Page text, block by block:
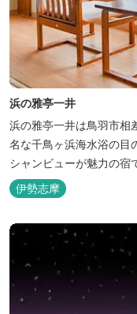
浜の雅亭一井
浜の雅亭一井は鳥羽市相
名な千鳥ヶ浜海水浴の目
シャンビューが魅力の宿です。 宿のコンセプトは「し
へ、ようきたなあ」。鳥
面したみなと町。相差の
千鳥ヶ浜、海に浮く富
れた「しあわせの海」で
伊勢志摩